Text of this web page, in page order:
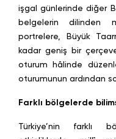
işgal günlerinde diğer
belgelerin dilinden
portrelere, Büyük
kadar geniş bir
oturum hâlinde
oturumunun ardından
Farklı bölgelerde
Türkiye’nin farklı